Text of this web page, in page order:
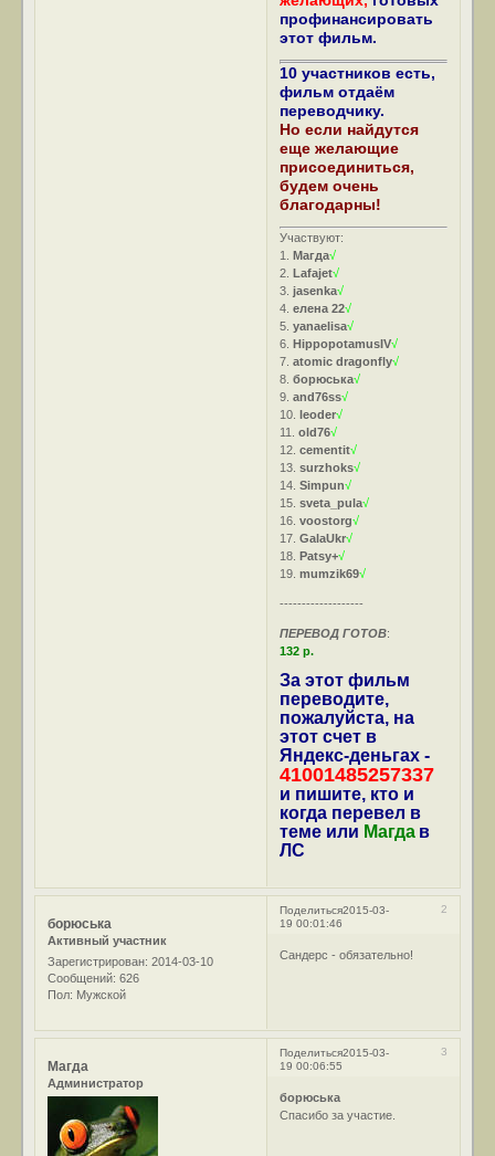
профинансировать
этот фильм.
10 участников есть,
фильм отдаём
переводчику.
Но если найдутся
еще желающие
присоединиться,
будем очень
благодарны!
Участвуют:
1.Магда√
2.Lafajet√
3.jasenka√
4.елена 22√
5.yanaelisa√
6.HippopotamusIV√
7.atomic dragonfly√
8.борюська√
9.and76ss√
10.leoder√
11.old76√
12.cementit√
13.surzhoks√
14.Simpun√
15.sveta_pula√
16.voostorg√
17.GalaUkr√
18.Patsy+√
19.mumzik69√
-------------------
ПЕРЕВОД ГОТОВ:
132 р.
За этот фильм
переводите,
пожалуйста, на
этот счет в
Яндекс-деньгах -
41001485257337
и пишите, кто и
когда перевел в
теме или Магда в
ЛС
Поделиться 2
2015-03-
19 00:01:46
борюська
Активный участник
Зарегистрирован: 2014-03-10
Сообщений: 626
Пол: Мужской
Сандерс - обязательно!
Поделиться 3
2015-03-
19 00:06:55
Магда
Администратор
борюська
Спасибо за участие.